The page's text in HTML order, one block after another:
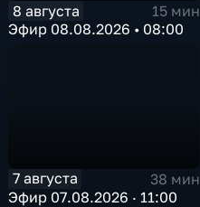
8 августа
15 мин
Эфир 08.08.2026 • 08:00
7 августа
38 мин
Эфир 07.08.2026 · 11:00